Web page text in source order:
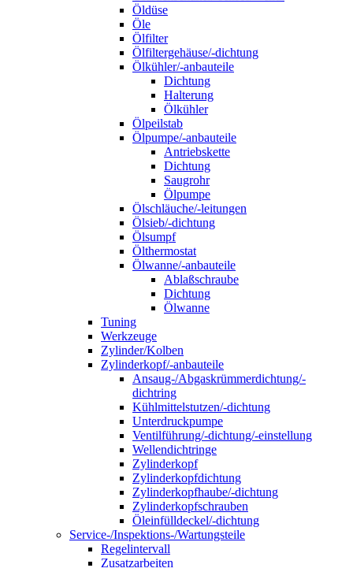
Öldüse
Öle
Ölfilter
Ölfiltergehäuse/-dichtung
Ölkühler/-anbauteile
Dichtung
Halterung
Ölkühler
Ölpeilstab
Ölpumpe/-anbauteile
Antriebskette
Dichtung
Saugrohr
Ölpumpe
Ölschläuche/-leitungen
Ölsieb/-dichtung
Ölsumpf
Ölthermostat
Ölwanne/-anbauteile
Ablaßschraube
Dichtung
Ölwanne
Tuning
Werkzeuge
Zylinder/Kolben
Zylinderkopf/-anbauteile
Ansaug-/Abgaskrümmerdichtung/-
dichtring
Kühlmittelstutzen/-dichtung
Unterdruckpumpe
Ventilführung/-dichtung/-einstellung
Wellendichtringe
Zylinderkopf
Zylinderkopfdichtung
Zylinderkopfhaube/-dichtung
Zylinderkopfschrauben
Öleinfülldeckel/-dichtung
Service-/Inspektions-/Wartungsteile
Regelintervall
Zusatzarbeiten